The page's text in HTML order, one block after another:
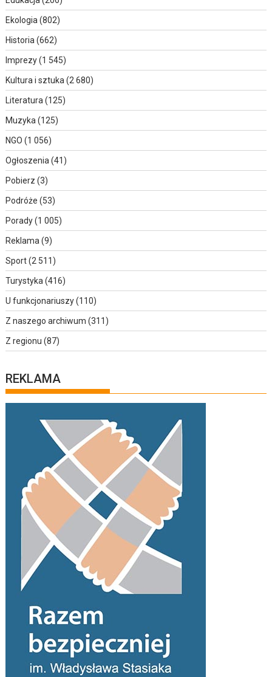
Ekologia(802)
Historia(662)
Imprezy(1 545)
Kultura i sztuka(2 680)
Literatura(125)
Muzyka(125)
NGO (1 056)
Ogłoszenia(41)
Pobierz (3)
Podróże (53)
Porady(1 005)
Reklama(9)
Sport(2 511)
Turystyka(416)
U funkcjonariuszy(110)
Z naszego archiwum (311)
Z regionu (87)
REKLAMA